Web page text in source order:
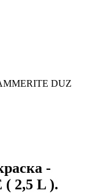
DUZ
-
2,5 L ).